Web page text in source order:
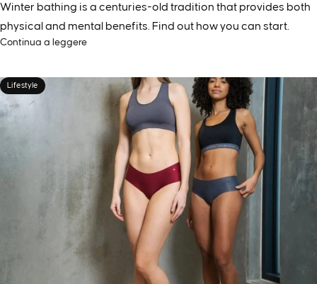
Winter bathing is a centuries-old tradition that provides both
physical and mental benefits. Find out how you can start.
Continua a leggere
Lifestyle